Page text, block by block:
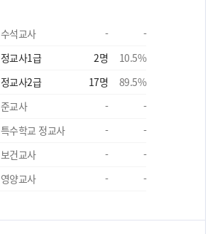
수석교사 -
-
정교사1급
2명 10.5%
정교사2급
17명 89.5%
준교사
-
-
특수학교 정교사
-
-
보건교사
-
-
영양교사
- -